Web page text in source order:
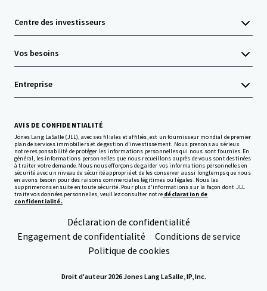
Centre des investisseurs
Vos besoins
Entreprise
AVIS DE CONFIDENTIALITÉ
Jones Lang LaSalle (JLL), avec ses filiales et affiliés, est un fournisseur mondial de premier
plan de services immobiliers et de gestion d'investissement. Nous prenons au sérieux
notre responsabilité de protéger les informations personnelles qui nous sont fournies. En
général, les informations personnelles que nous recueillons auprès de vous sont destinées
à traiter votre demande. Nous nous efforçons de garder vos informations personnelles en
sécurité avec un niveau de sécurité approprié et de les conserver aussi longtemps que nous
en avons besoin pour des raisons commerciales légitimes ou légales. Nous les
supprimerons ensuite en toute sécurité. Pour plus d'informations sur la façon dont JLL
traite vos données personnelles, veuillez consulter notredéclaration de
confidentialité.
Déclaration de confidentialité
Engagement de confidentialité
Conditions de service
Politique de cookies
Droit d'auteur 2026 Jones Lang LaSalle, IP, Inc.